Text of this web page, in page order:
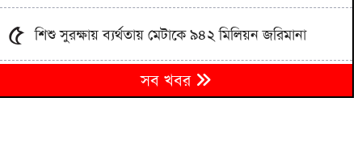
৫ শিশু সুরক্ষায় ব্যর্থতায় মেটাকে ৯৪২ মিলিয়ন জরিমানা
বিএনপি নেতা নাছির চৌধুরীর ‘আওয়ামী লীগ বিএনপির সঙ্গে
মিশে যাবে’ বক্তব্যে তীব্র বিতর্ক
সব খবর